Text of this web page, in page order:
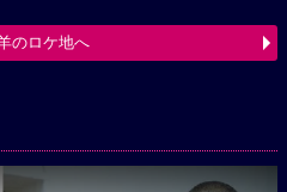
のロケ地へ